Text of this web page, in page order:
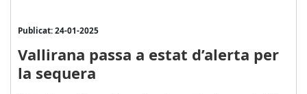
Publicat: 24-01-2025
Vallirana passa a estat d’alerta per
la sequera